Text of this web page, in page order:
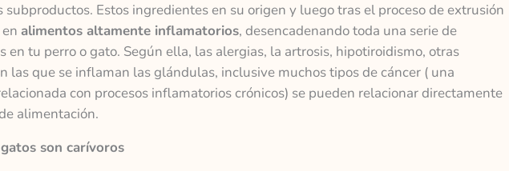
subproductos. Estos ingredientes en su origen y luego tras el proceso de extrusión
alimentos altamente inflamatorios, desencadenando toda una serie de
en tu perro o gato. Según ella, las alergias, la artrosis, hipotiroidismo, otras
las que se inflaman las glándulas, inclusive muchos tipos de cáncer ( una
con procesos inflamatorios crónicos) se pueden relacionar directamente
alimentación.
son carívoros